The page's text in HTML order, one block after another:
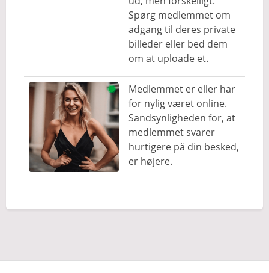
Spørg medlemmet om
adgang til deres private
billeder eller bed dem
om at uploade et.
Medlemmet er eller har
for nylig været online.
Sandsynligheden for, at
medlemmet svarer
hurtigere på din besked,
er højere.